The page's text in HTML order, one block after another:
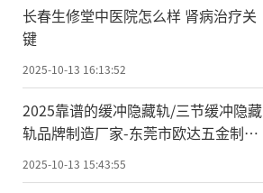
长春生修堂中医院怎么样 肾病治疗关
键
2025-10-13 16:13:52
2025靠谱的缓冲隐藏轨/三节缓冲隐藏
轨品牌制造厂家-东莞市欧达五金制品
有限公司
2025-10-13 15:43:55